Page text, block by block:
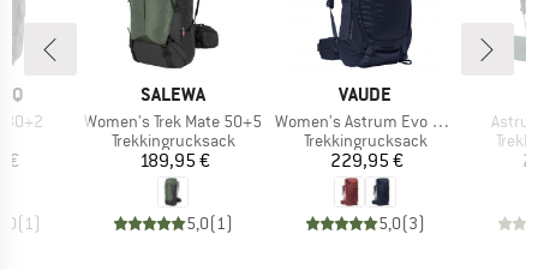
30+2
€
(1)
MARKE
SALEWA
Artikel
Women's Trek Mate 50+5
Produktgruppe
Trekkingrucksack
Preis
189,95 €
5,0(1)
MARKE
VAUDE
Artikel
Women's Astrum Evo 55+10
Produktgruppe
Trekkingrucksack
Preis
229,95 €
5,0(3)
Artikel